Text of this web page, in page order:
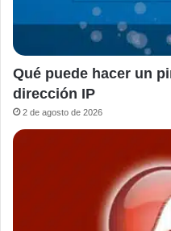
Qué puede hacer un
dirección IP
2 de agosto de 2026